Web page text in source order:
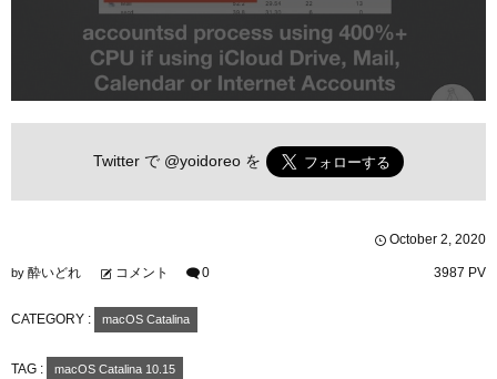
Twitter で @yoidoreo を
October 2, 2020
by 酔いどれ コメント 0 3987 PV
CATEGORY : macOS Catalina
TAG : macOS Catalina 10.15